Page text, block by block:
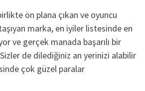
ön plana çıkan ve oyuncu
marka, en iyiler listesinde en
ve gerçek manada başarılı bir
de dilediğiniz an yerinizi alabilir
çok güzel paralar